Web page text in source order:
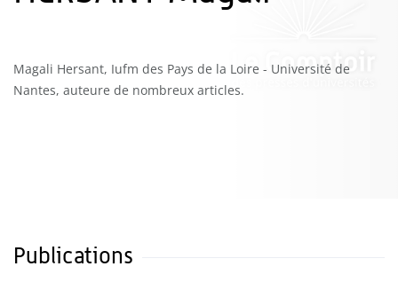
Magali Hersant, Iufm des Pays de la Loire - Université de
Nantes, auteure de nombreux articles.
Publications